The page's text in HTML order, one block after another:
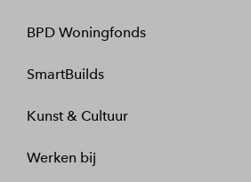
BPD Woningfonds
SmartBuilds
Kunst & Cultuur
Werken bij